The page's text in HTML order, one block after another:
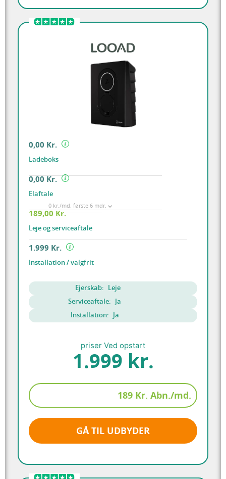
0,00 Kr.
Ladeboks
0,00 Kr.
Elaftale
0 kr./md. første 6 mdr.
189,00 Kr.
Leje og serviceaftale
1.999 Kr.
Installation / valgfrit
Ejerskab: Leje
Serviceaftale: Ja
Installation: Ja
priser Ved opstart
1.999 kr.
189 Kr. Abn./md.
GÅ TIL UDBYDER